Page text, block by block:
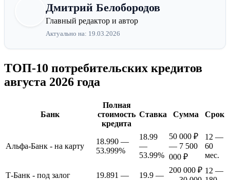
Дмитрий Белобородов
Главный редактор и автор
Актуально на: 19.03.2026
ТОП-10 потребительских кредитов
августа 2026 года
Банк
Полная
стоимость
кредита
Ставка Сумма Срок
Альфа-Банк - на карту
18.990 —
53.999%
18.99
—
53.99%
50 000 ₽
— 7 500
000 ₽
12 —
60
мес.
Т-Банк - под залог
19.891 —
19.9 —
200 000 ₽ 12 —